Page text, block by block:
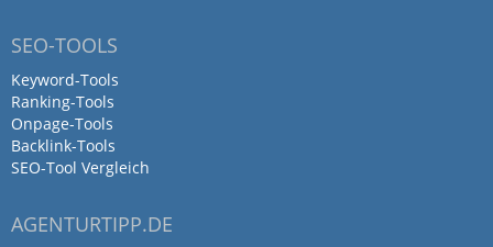
SEO-TOOLS
Keyword-Tools
Ranking-Tools
Onpage-Tools
Backlink-Tools
SEO-Tool Vergleich
AGENTURTIPP.DE